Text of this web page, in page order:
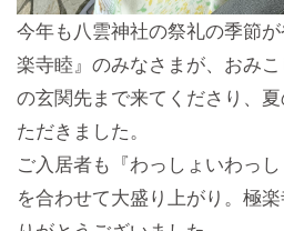
今年も八雲神社の祭礼の季節
楽寺睦』のみなさまが、おみこ
の玄関先まで来てくださり、
ただきました。
ご入居者も『わっしょいわっ
を合わせて大盛り上がり。極